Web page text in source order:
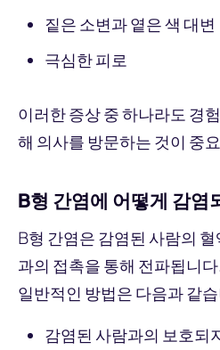
짙은 소변과 옅은 색 대변
극심한 피로
이러한 증상 중 하나라도 경
해 의사를 방문하는 것이 중
B형 간염에 어떻게 감염
B형 간염은 감염된 사람의
과의 접촉을 통해 전파됩니
일반적인 방법은 다음과 같
감염된 사람과의 보호되